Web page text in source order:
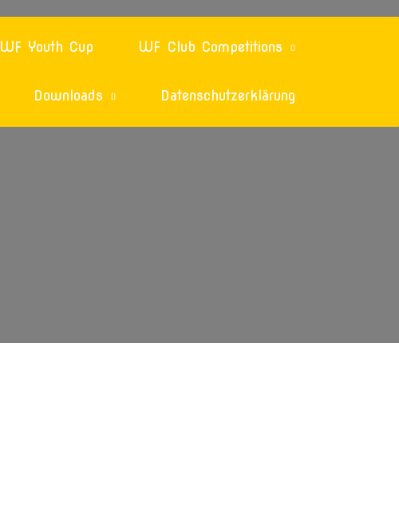
WF Youth Cup WF Club Competitions
Downloads Datenschutzerklärung